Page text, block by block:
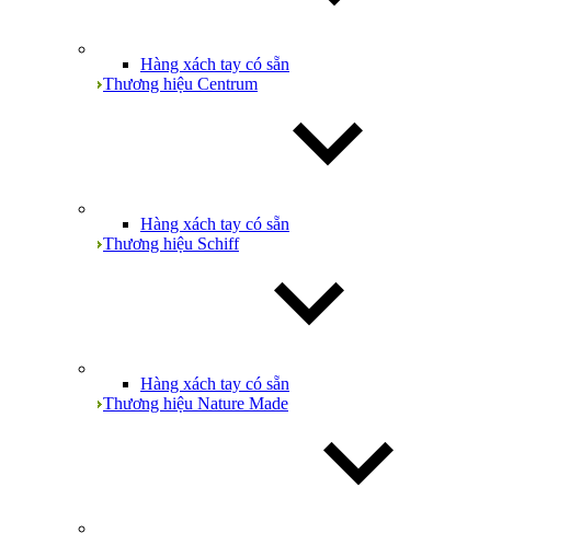
Hàng xách tay có sẵn
Thương hiệu Centrum
Hàng xách tay có sẵn
Thương hiệu Schiff
Hàng xách tay có sẵn
Thương hiệu Nature Made